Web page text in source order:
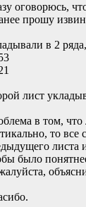
оговорюсь,
прошу
в 2
лист
в том, что
то
листа
было